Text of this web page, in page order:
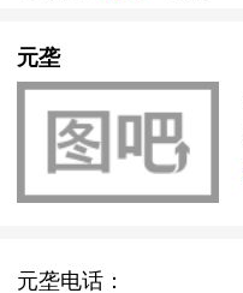
元垄
元垄电话：